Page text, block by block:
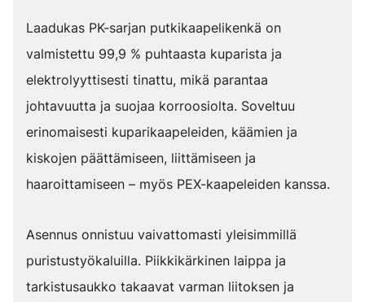
Laadukas PK-sarjan putkikaapelikenkä on
valmistettu 99,9 % puhtaasta kuparista ja
elektrolyyttisesti tinattu, mikä parantaa
johtavuutta ja suojaa korroosiolta. Soveltuu
erinomaisesti kuparikaapeleiden, käämien ja
kiskojen päättämiseen, liittämiseen ja
haaroittamiseen – myös PEX-kaapeleiden kanssa.
Asennus onnistuu vaivattomasti yleisimmillä
puristustyökaluilla. Piikkikärkinen laippa ja
tarkistusaukko takaavat varman liitoksen ja